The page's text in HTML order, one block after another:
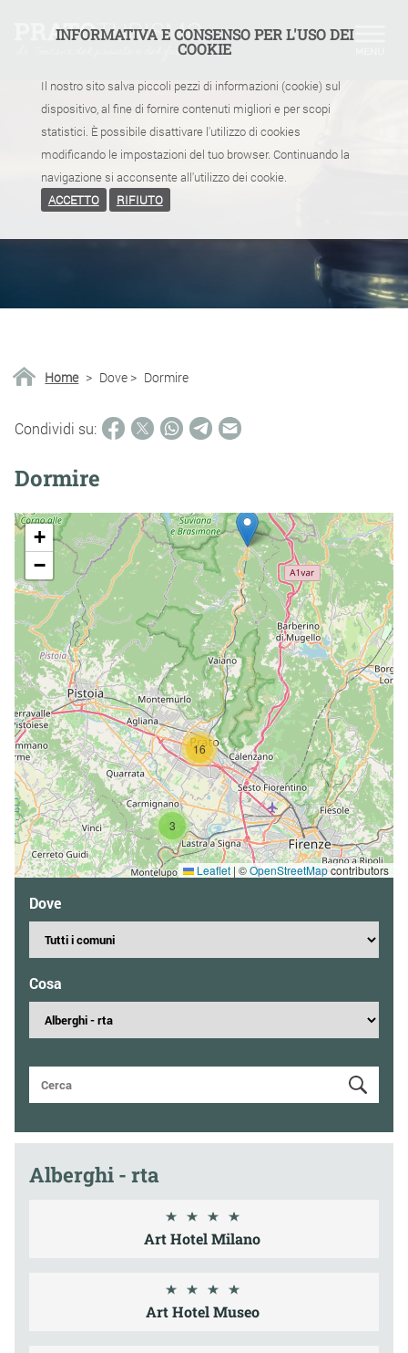
INFORMATIVA E CONSENSO PER L'USO DEI
COOKIE
Il nostro sito salva piccoli pezzi di informazioni (cookie) sul
dispositivo, al fine di fornire contenuti migliori e per scopi
statistici. È possibile disattivare l'utilizzo di cookies
modificando le impostazioni del tuo browser. Continuando la
navigazione si acconsente all'utilizzo dei cookie.
ACCETTO
RIFIUTO
Home > Dove > Dormire
Condividi su:
Dormire
3
16
+
−
Leaflet | ©OpenStreetMapcontributors
Dove
Cosa
Alberghi - rta
Art Hotel Milano
Art Hotel Museo